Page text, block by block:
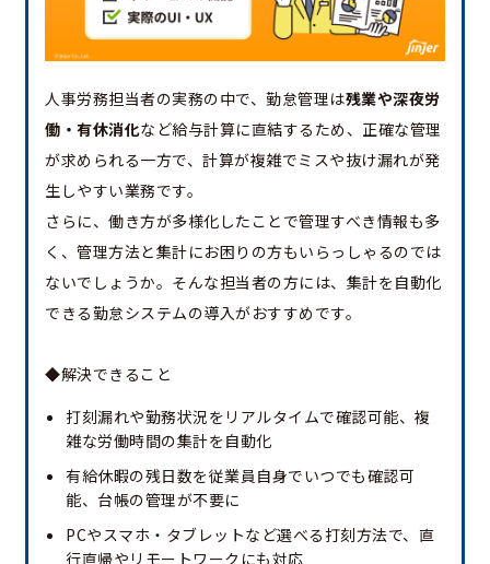
人事労務担当者の実務の中で、勤怠管理は残業や深夜労
働・有休消化など給与計算に直結するため、正確な管理
が求められる一方で、計算が複雑でミスや抜け漏れが発
生しやすい業務です。
さらに、働き方が多様化したことで管理すべき情報も多
く、管理方法と集計にお困りの方もいらっしゃるのでは
ないでしょうか。そんな担当者の方には、集計を自動化
できる勤怠システムの導入がおすすめです。
◆解決できること
打刻漏れや勤務状況をリアルタイムで確認可能、複
雑な労働時間の集計を自動化
有給休暇の残日数を従業員自身でいつでも確認可
能、台帳の管理が不要に
PCやスマホ・タブレットなど選べる打刻方法で、直
行直帰やリモートワークにも対応